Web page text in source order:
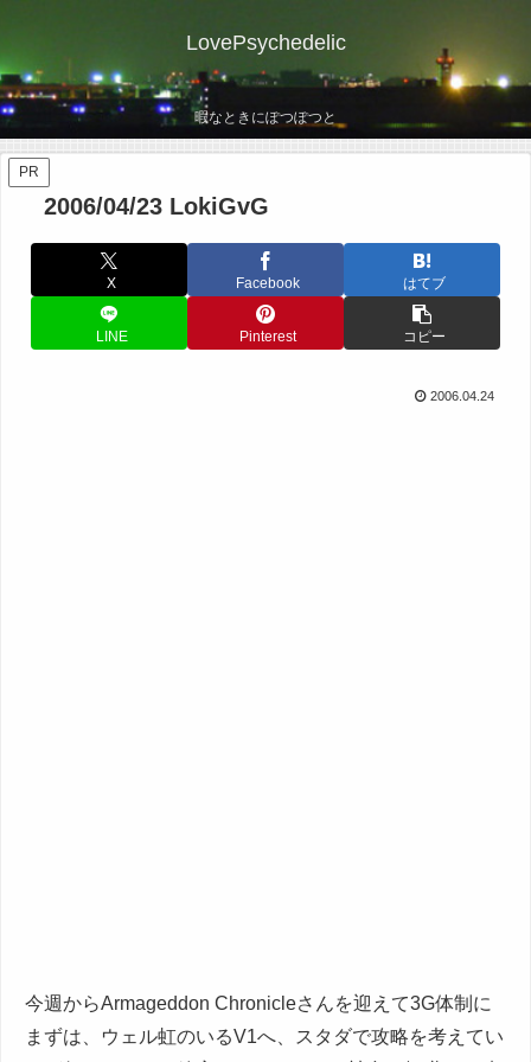
LovePsychedelic
暇なときにぽつぽつと
PR
2006/04/23 LokiGvG
X Facebook はてブ
LINE Pinterest コピー
2006.04.24
今週からArmageddon Chronicleさんを迎えて3G体制に
まずは、ウェル虹のいるV1へ、スタダで攻略を考えてい